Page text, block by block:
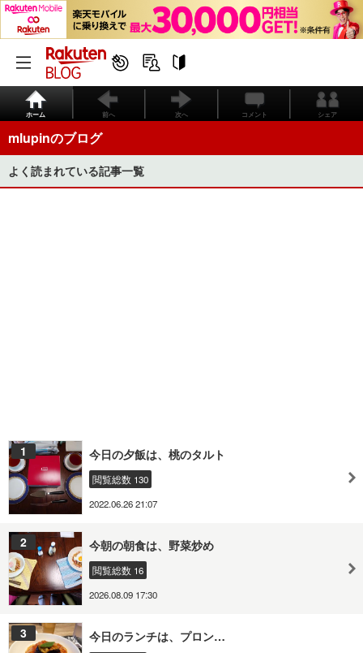
ホーム 前へ 次へ コメント シェア
mlupinのブログ
よく読まれている記事一覧
1 今日の夕飯は、桃のタルト
閲覧総数 130
2022.06.26 21:07
2 今朝の朝食は、野菜炒め
閲覧総数 16
2026.08.09 17:30
3 今日のランチは、プロン…